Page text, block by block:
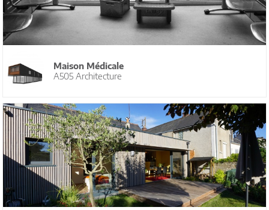
Maison Médicale
A505 Architecture